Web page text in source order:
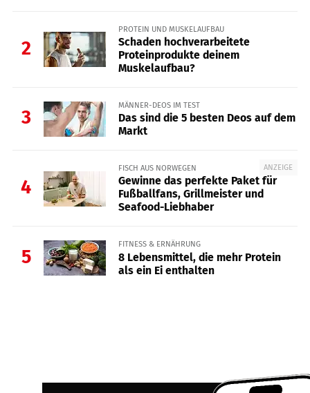
2
PROTEIN UND MUSKELAUFBAU
Schaden hochverarbeitete
Proteinprodukte deinem
Muskelaufbau?
3
MÄNNER-DEOS IM TEST
Das sind die 5 besten Deos auf dem
Markt
4
ANZEIGE
FISCH AUS NORWEGEN
Gewinne das perfekte Paket für
Fußballfans, Grillmeister und
Seafood-Liebhaber
5
FITNESS & ERNÄHRUNG
8 Lebensmittel, die mehr Protein
als ein Ei enthalten